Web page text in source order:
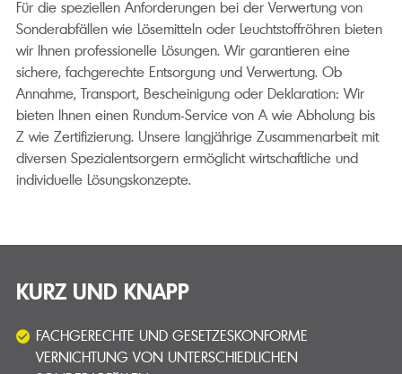
Für die speziellen Anforderungen bei der Verwertung von
Sonderabfällen wie Lösemitteln oder Leuchtstoffröhren bieten
wir Ihnen professionelle Lösungen. Wir garantieren eine
sichere, fachgerechte Entsorgung und Verwertung. Ob
Annahme, Transport, Bescheinigung oder Deklaration: Wir
bieten Ihnen einen Rundum-Service von A wie Abholung bis
Z wie Zertifizierung. Unsere langjährige Zusammenarbeit mit
diversen Spezialentsorgern ermöglicht wirtschaftliche und
individuelle Lösungskonzepte.
KURZ UND KNAPP
FACHGERECHTE UND GESETZESKONFORME
VERNICHTUNG VON UNTERSCHIEDLICHEN